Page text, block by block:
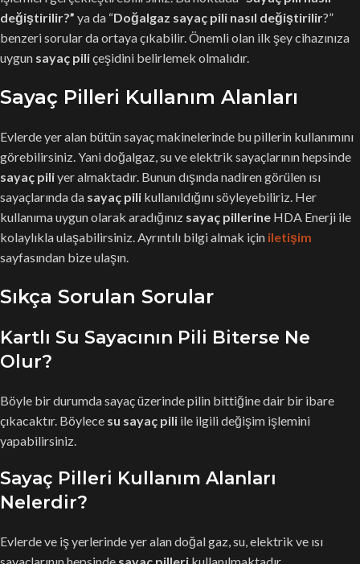
değiştirilir?” ya da “Doğalgaz sayaç pili nasıl değiştirilir?”
benzeri sorular da ortaya çıkabilir. Önemli olan ilk şey cihazınıza
uygun sayaç piliçeşidini belirlemek olmalıdır.
Sayaç Pilleri Kullanım Alanları
Evlerde yer alan bütün sayaç makinelerinde bu pillerin kullanımını
görebilirsiniz. Yani doğalgaz, su ve elektrik sayaçlarının hepsinde
sayaç piliyer almaktadır. Bunun dışında nadiren görülen ısı
sayaçlarında da sayaç pili kullanıldığını söyleyebiliriz. Her
kullanıma uygun olarak aradığınız sayaç pillerine HDA Enerji ile
kolaylıkla ulaşabilirsiniz. Ayrıntılı bilgi almak için iletişim
sayfasından bize ulaşın.
Sıkça Sorulan Sorular
Kartlı Su Sayacının Pili Biterse Ne
Olur?
Böyle bir durumda sayaç üzerinde pilin bittiğine dair bir ibare
çıkacaktır. Böylece su sayaç pili ile ilgili değişim işlemini
yapabilirsiniz.
Sayaç Pilleri Kullanım Alanları
Nelerdir?
Evlerde ve iş yerlerinde yer alan doğal gaz, su, elektrik ve ısı